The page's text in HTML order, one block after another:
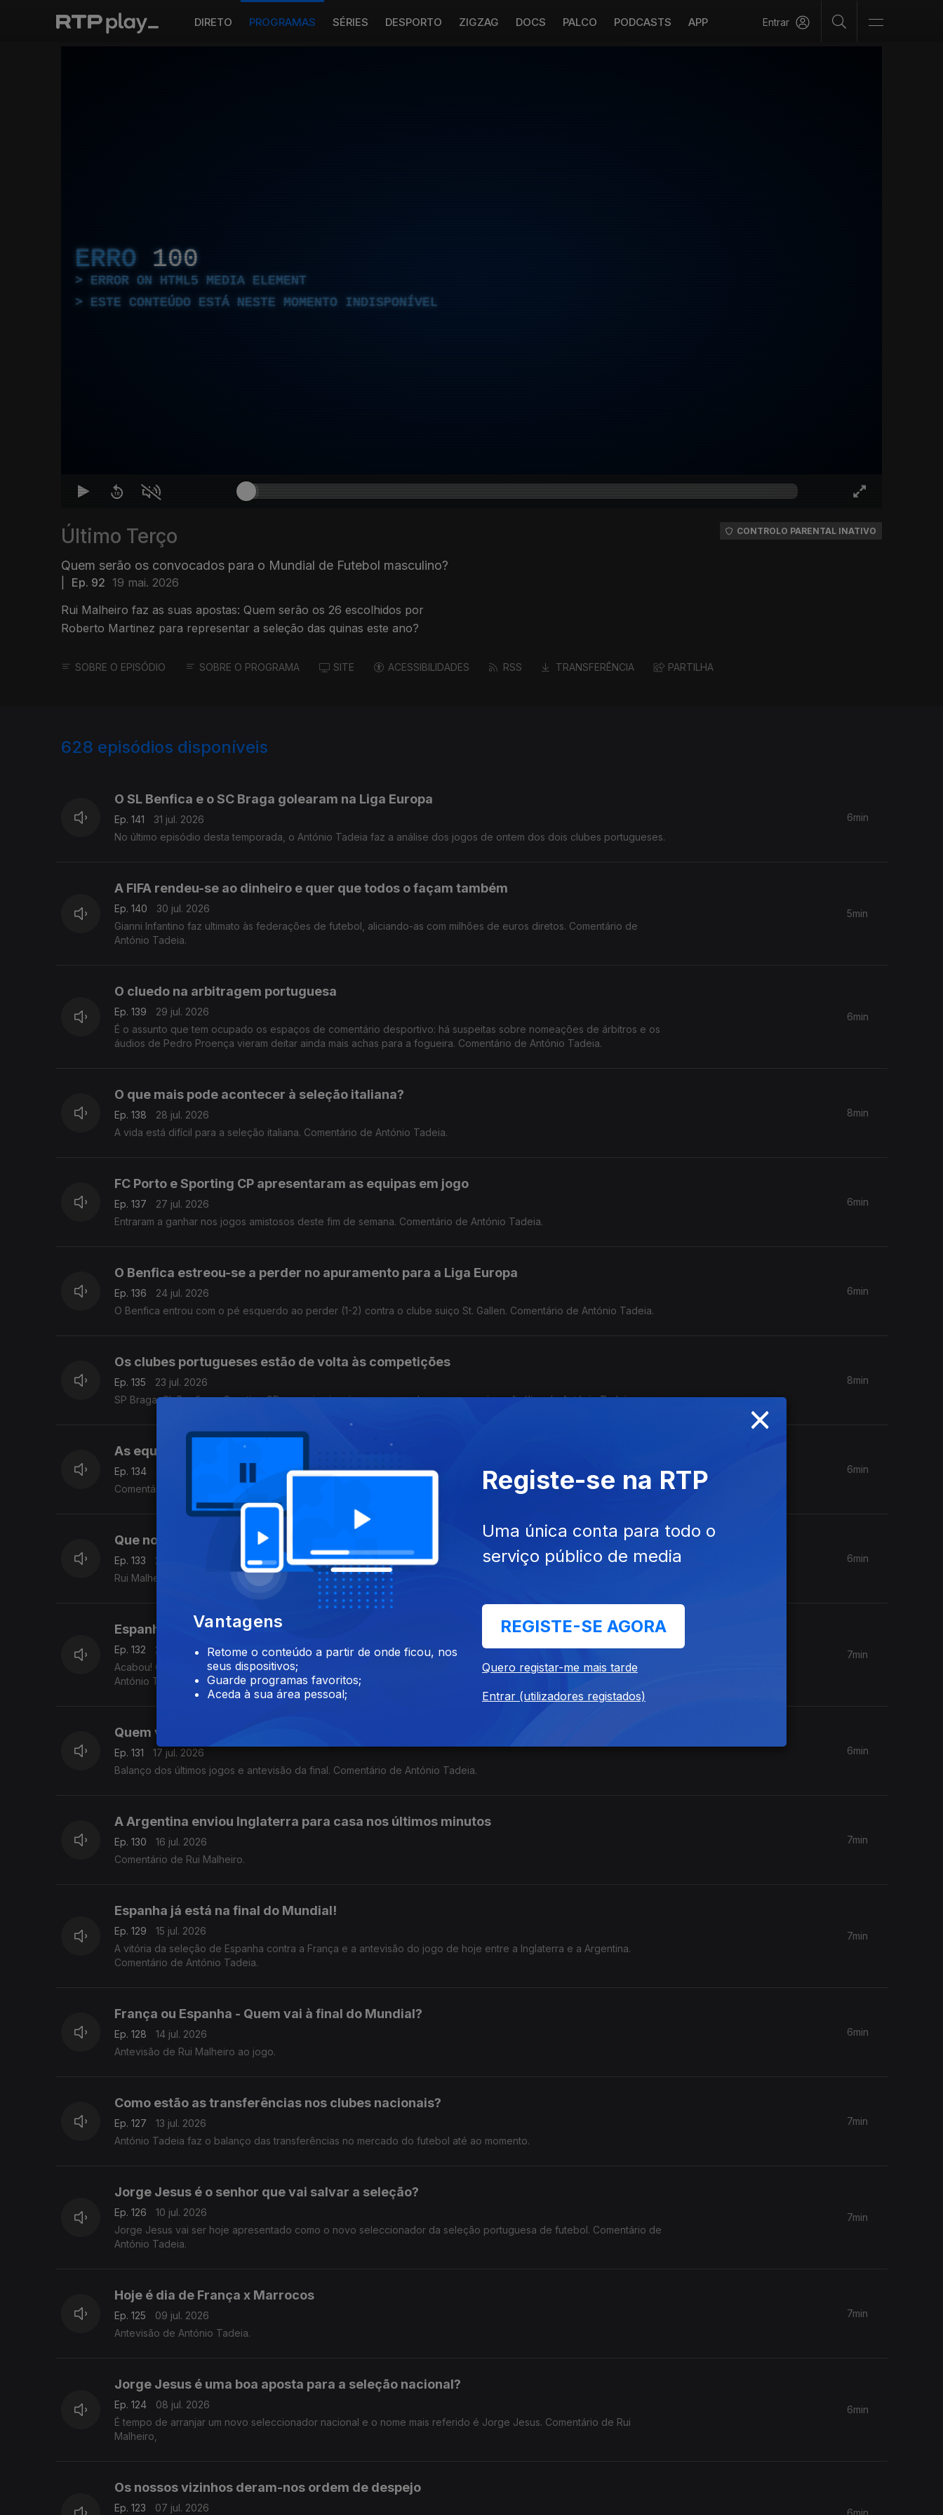
DIRETO PROGRAMAS SÉRIES DESPORTO ZIGZAG DOCS PALCO PODCASTS APP Entrar
ERRO 100
ERROR ON HTML5 MEDIA ELEMENT
ESTE CONTEÚDO ESTÁ NESTE MOMENTO INDISPONÍVEL
Último Terço
Quem serão os convocados para o Mundial de Futebol masculino?
Ep. 92 19 mai. 2026
Rui Malheiro faz as suas apostas: Quem serão os 26 escolhidos por
Roberto Martinez para representar a seleção das quinas este ano?
CONTROLO PARENTAL INATIVO
SOBRE O EPISÓDIO SOBRE O PROGRAMA SITE ACESSIBILIDADES RSS TRANSFERÊNCIA PARTILHA
628 episódios disponíveis
O SL Benfica e o SC Braga golearam na Liga Europa
Ep. 141
31 jul. 2026
No último episódio desta temporada, o António Tadeia faz a análise dos jogos de ontem dos dois clubes portugueses.
6min
A FIFA rendeu-se ao dinheiro e quer que todos o façam também
Ep. 140
30 jul. 2026
Gianni Infantino faz ultimato às federações de futebol, aliciando-as com milhões de euros diretos. Comentário de
António Tadeia.
5min
O cluedo na arbitragem portuguesa
Ep. 139
29 jul. 2026
É o assunto que tem ocupado os espaços de comentário desportivo: há suspeitas sobre nomeações de árbitros e os
áudios de Pedro Proença vieram deitar ainda mais achas para a fogueira. Comentário de António Tadeia.
6min
O que mais pode acontecer à seleção italiana?
Ep. 138
28 jul. 2026
A vida está difícil para a seleção italiana. Comentário de António Tadeia.
8min
FC Porto e Sporting CP apresentaram as equipas em jogo
Ep. 137
27 jul. 2026
Entraram a ganhar nos jogos amistosos deste fim de semana. Comentário de António Tadeia.
6min
O Benfica estreou-se a perder no apuramento para a Liga Europa
Ep. 136
24 jul. 2026
O Benfica entrou com o pé esquerdo ao perder (1-2) contra o clube suiço St. Gallen. Comentário de António Tadeia.
6min
Os clubes portugueses estão de volta às competições
Ep. 135
23 jul. 2026
SP Braga, SL Benfica e Sporting CP - os primeiros jogos e as mudanças nas equipas. Análise de António Tadeia.
8min
As equipas portuguesas já estão prontas?
Ep. 134
Comentário de António Tadeia.
6min
Que nota recebe o Mundial de 2026?
Ep. 133
21 jul. 2026
Rui Malheiro faz o balanço final dos pontos positivos e negativos do campeonato que acabou no domingo.
6min
Espanha é a campeã do mundo!
Ep. 132
20 jul. 2026
Acabou! O Mundial de 2026 chegou ontem ao fim com a vitória da seleção espanhola sobre a Argentina. Comentário de
António Tadeia.
7min
Quem vai vencer o Mundial?
Ep. 131
17 jul. 2026
Balanço dos últimos jogos e antevisão da final. Comentário de António Tadeia.
6min
A Argentina enviou Inglaterra para casa nos últimos minutos
Ep. 130
16 jul. 2026
Comentário de Rui Malheiro.
7min
Espanha já está na final do Mundial!
Ep. 129
15 jul. 2026
A vitória da seleção de Espanha contra a França e a antevisão do jogo de hoje entre a Inglaterra e a Argentina.
Comentário de António Tadeia.
7min
França ou Espanha - Quem vai à final do Mundial?
Ep. 128
14 jul. 2026
Antevisão de Rui Malheiro ao jogo.
6min
Como estão as transferências nos clubes nacionais?
Ep. 127
13 jul. 2026
António Tadeia faz o balanço das transferências no mercado do futebol até ao momento.
7min
Jorge Jesus é o senhor que vai salvar a seleção?
Ep. 126
10 jul. 2026
Jorge Jesus vai ser hoje apresentado como o novo seleccionador da seleção portuguesa de futebol. Comentário de
António Tadeia.
7min
Hoje é dia de França x Marrocos
Ep. 125
09 jul. 2026
Antevisão de António Tadeia.
7min
Jorge Jesus é uma boa aposta para a seleção nacional?
Ep. 124
08 jul. 2026
É tempo de arranjar um novo seleccionador nacional e o nome mais referido é Jorge Jesus. Comentário de Rui
Malheiro,
6min
Os nossos vizinhos deram-nos ordem de despejo
Ep. 123 07 jul. 2026
×
Vantagens
Retome o conteúdo a partir de onde ficou, nos
seus dispositivos;
Guarde programas favoritos;
Aceda à sua área pessoal;
Registe-se na RTP
Uma única conta para todo o
serviço público de media
REGISTE-SE AGORA
Quero registar-me mais tarde
Entrar (utilizadores registados)